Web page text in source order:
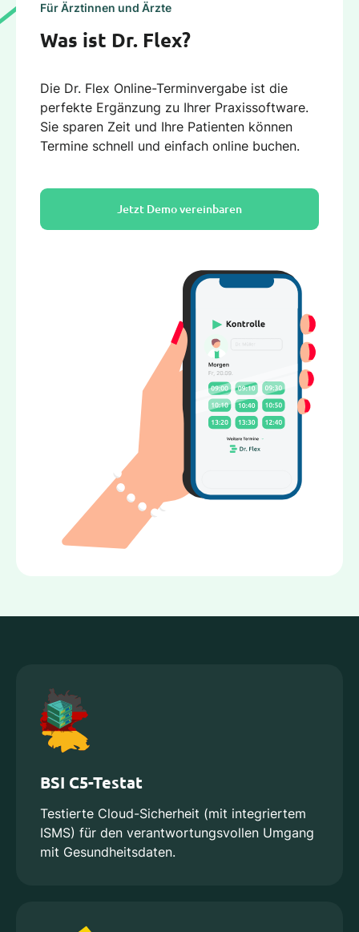
Für Ärztinnen und Ärzte
Was ist Dr. Flex?
Die Dr. Flex Online-Terminvergabe ist die
perfekte Ergänzung zu Ihrer Praxissoftware.
Sie sparen Zeit und Ihre Patienten können
Termine schnell und einfach online buchen.
Jetzt Demo vereinbaren
BSI C5-Testat
Testierte Cloud-Sicherheit (mit integriertem
ISMS) für den verantwortungsvollen Umgang
mit Gesundheitsdaten.